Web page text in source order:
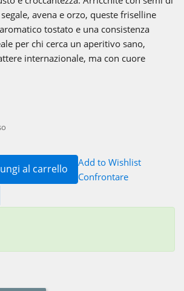
segale, avena e orzo, queste friselline
tostato e una consistenza
per chi cerca un aperitivo sano,
internazionale, ma con cuore
al carrello
Add to Wishlist
Confrontare